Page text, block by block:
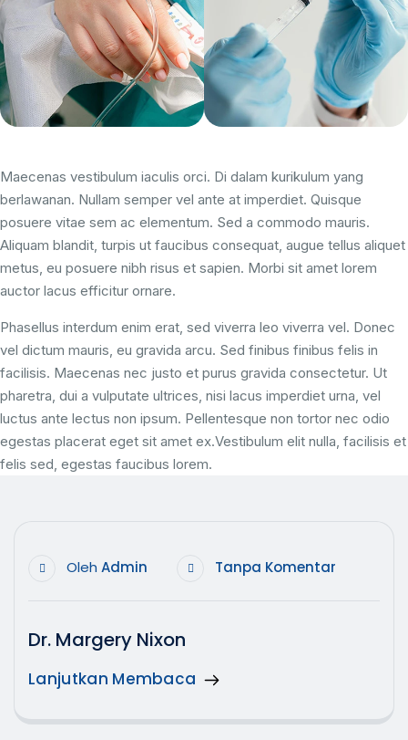
Maecenas vestibulum iaculis orci. Di dalam kurikulum yang
berlawanan. Nullam semper vel ante at imperdiet. Quisque
posuere vitae sem ac elementum. Sed a commodo mauris.
Aliquam blandit, turpis ut faucibus consequat, augue tellus aliquet
metus, eu posuere nibh risus et sapien. Morbi sit amet lorem
auctor lacus efficitur ornare.
Phasellus interdum enim erat, sed viverra leo viverra vel. Donec
vel dictum mauris, eu gravida arcu. Sed finibus finibus felis in
facilisis. Maecenas nec justo et purus gravida consectetur. Ut
pharetra, dui a vulputate ultrices, nisi lacus imperdiet urna, vel
luctus ante lectus non ipsum. Pellentesque non tortor nec odio
egestas placerat eget sit amet ex.Vestibulum elit nulla, facilisis et
felis sed, egestas faucibus lorem.
Oleh Admin Tanpa Komentar
Dr. Margery Nixon
Lanjutkan Membaca